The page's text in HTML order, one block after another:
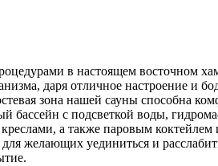
в настоящем восточном
даря отличное настроение и
зона нашей сауны способна
бассейн с подсветкой воды,
а также паровым коктейлем
желающих уединиться и